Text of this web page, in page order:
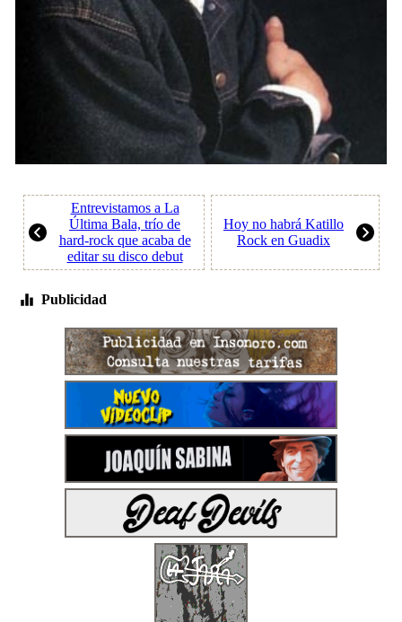
Entrevistamos a La
Última Bala, trío de
hard-rock que acaba de
editar su disco debut
Hoy no habrá Katillo
Rock en Guadix
Publicidad